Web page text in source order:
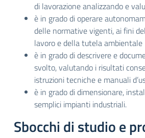
di lavorazione analizzando e
è in grado di operare
delle normative vigenti, ai fini
lavoro e della tutela ambientale
è in grado di descrivere e
svolto, valutando i risultati
istruzioni tecniche e manuali
è in grado di dimensionare,
semplici impianti industriali.
Sbocchi di studio e